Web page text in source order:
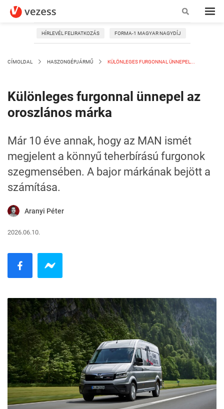
HÍRLEVÉL FELIRATKOZÁS FORMA-1 MAGYAR NAGYDÍJ
CÍMOLDAL HASZONGÉPJÁRMŰ KÜLÖNLEGES FURGONNAL ÜNNEPEL...
Különleges furgonnal ünnepel az
oroszlános márka
Már 10 éve annak, hogy az MAN ismét
megjelent a könnyű teherbírású furgonok
szegmensében. A bajor márkának bejött a
számítása.
Aranyi Péter
2026.06.10.